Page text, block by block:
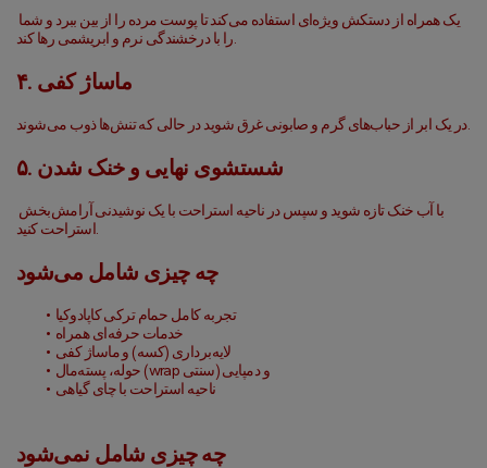
را با درخشندگی نرم و ابریشمی رها کند.
۴. ماساژ کفی
در یک ابر از حباب‌های گرم و صابونی غرق شوید در حالی که تنش‌ها ذوب می‌شوند.
۵. شستشوی نهایی و خنک شدن
استراحت کنید.
چه چیزی شامل می‌شود
تجربه کامل حمام ترکی کاپادوکیا
خدمات حرفه‌ای همراه
لایه‌برداری (کسه) و ماساژ کفی
حوله، پسته‌مال (wrap سنتی) و دمپایی
ناحیه استراحت با چای گیاهی
چه چیزی شامل نمی‌شود